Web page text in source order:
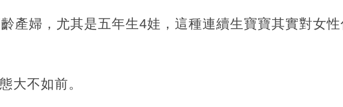
產婦，尤其是五年生4娃，這種連續生寶寶其實對女性
大不如前。